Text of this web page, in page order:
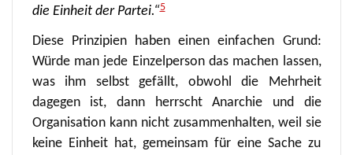
die Einheit der Partei.“5
Diese Prinzipien haben einen einfachen Grund:
Würde man jede Einzelperson das machen lassen,
was ihm selbst gefällt, obwohl die Mehrheit
dagegen ist, dann herrscht Anarchie und die
Organisation kann nicht zusammenhalten, weil sie
keine Einheit hat, gemeinsam für eine Sache zu